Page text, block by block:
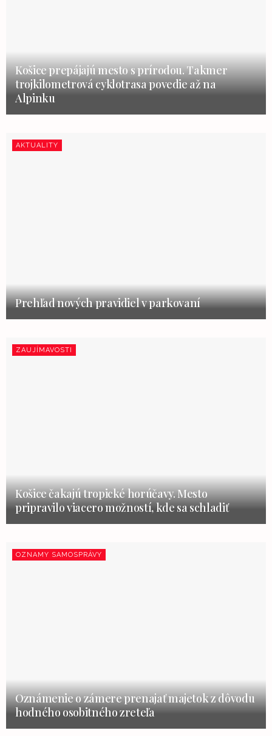
Košice prepájajú mesto s prírodou. Takmer
trojkilometrová cyklotrasa povedie až na
Alpinku
AKTUALITY
Prehľad nových pravidiel v parkovaní
ZAUJÍMAVOSTI
Košice čakajú tropické horúčavy. Mesto
pripravilo viacero možností, kde sa schladiť
OZNAMY SAMOSPRÁVY
Oznámenie o zámere prenajať majetok z dôvodu
hodného osobitného zreteľa